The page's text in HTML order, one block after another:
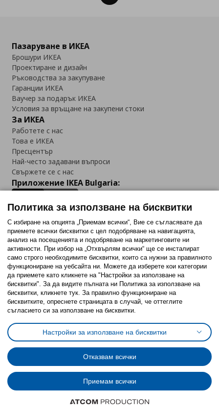
Пазаруване в ИКЕА
Брошури ИКЕА
Проектиране и дизайн
Ръководства за закупуване
Гаранции ИКЕА
Ваучер за подарък ИКЕА
Условия за връщане на закупени стоки
За ИКЕА
Работете с нас
Това е ИКЕА
Пресцентър
Най-често задавани въпроси
Свържете се с нас
Приложение IKEA Bulgaria:
Последвайте ни:
FacebookTwitterYoutubePinterestInstagram
Политика за използване на бисквитки (Cookies)
Избор на настройки за използване на бисквитки
Условия за ползване на ikea.bgОбща политика за личните данни
Политика за защита на личните данни на ikea.bg
Общи условия на програма IKEA Family
Политика за защита на лични данни на програма IKEA Family
© Inter-IKEA Systems B.V. 1999 - 2025
Политика за използване на бисквитки
С избиране на опцията „Приемам всички“, Вие се съгласявате да
приемете всички бисквитки с цел подобряване на навигацията,
анализ на посещенията и подобряване на маркетинговите ни
активности. При избор на „Отхвърлям всички“ ще се инсталират
само строго необходимитe бисквитки, които са нужни за правилното
функциониране на уебсайта ни. Можете да изберете кои категории
да приемете като кликнете на "Настройки за използване на
бисквитки". За да видите пълната ни Политика за използване на
бисквитки, кликнете тук. За правилно функциониране на
бисквитките, опреснете страницата в случай, че оттеглите
съгласието си за използване на бисквитки.
Настройки за използване на бисквитки
Отказвам всички
Приемам всички